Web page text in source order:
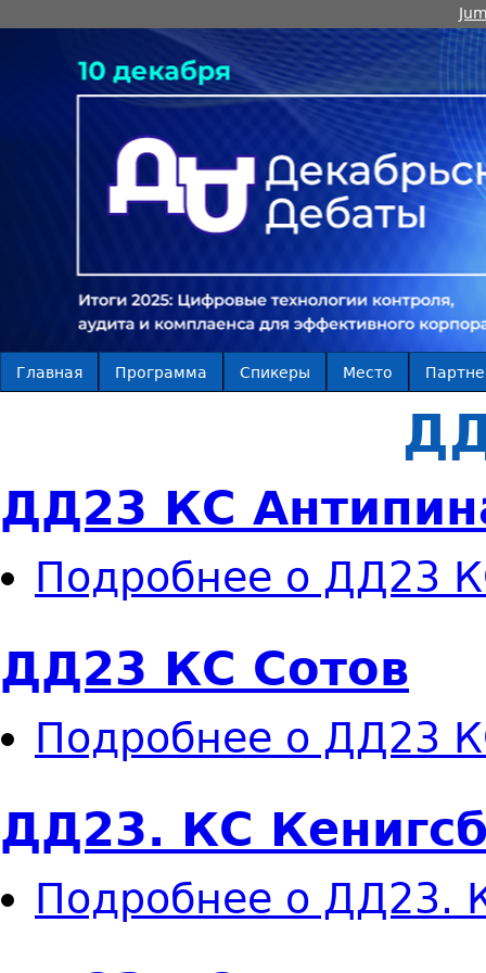
Главная Программа Спикеры Место
ДД23 КС
Подробнее о ДД23
ДД23 КС Сотов
Подробнее о ДД23
ДД23. КС
Подробнее о ДД23.